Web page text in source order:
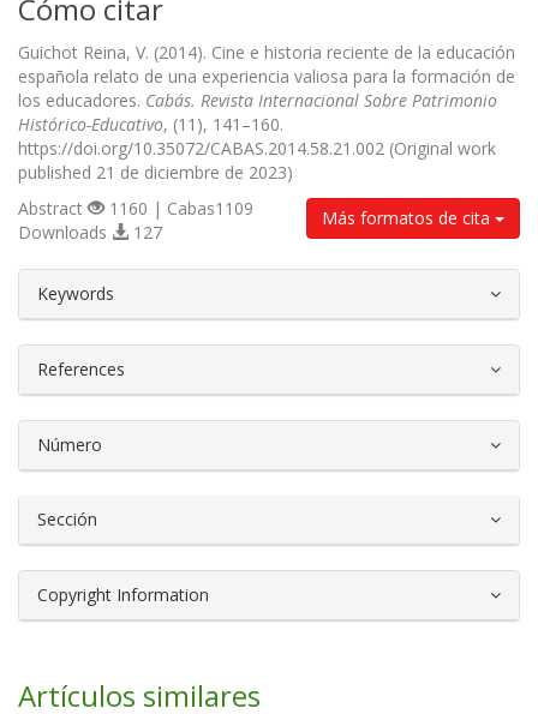
Cómo citar
Guichot Reina, V. (2014). Cine e historia reciente de la educación
española relato de una experiencia valiosa para la formación de
los educadores. Cabás. Revista Internacional Sobre Patrimonio
Histórico-Educativo, (11), 141–160.
https://doi.org/10.35072/CABAS.2014.58.21.002 (Original work
published 21 de diciembre de 2023)
Más formatos de cita
Abstract
1160 | Cabas1109
Downloads
127
Keywords
References
Número
Sección
Copyright Information
Artículos similares